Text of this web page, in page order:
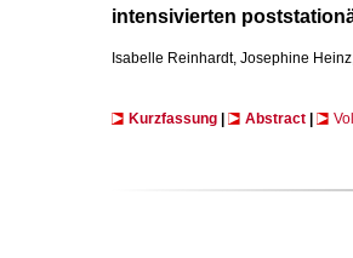
intensivierten
Isabelle Reinhardt, Josephine
Kurzfassung Abstract